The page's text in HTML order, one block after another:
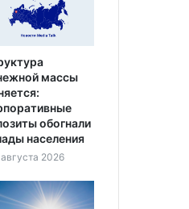
массы
обогнали
населения
2026